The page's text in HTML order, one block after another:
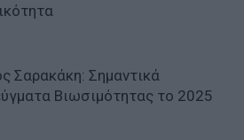
Σαρακάκη: Σημαντικά
Βιωσιμότητας το 2025